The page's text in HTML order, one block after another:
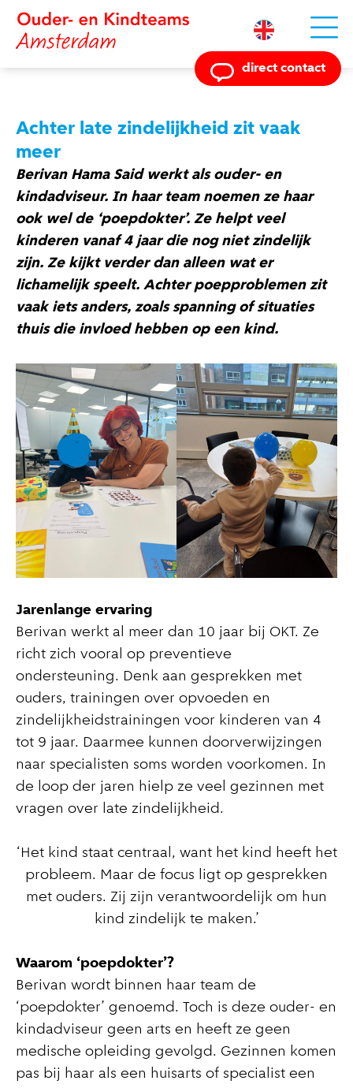
Powered by
direct contact
Achter late zindelijkheid zit vaak
meer
Berivan Hama Said werkt als ouder- en
kindadviseur. In haar team noemen ze haar
ook wel de ‘poepdokter’. Ze helpt veel
kinderen vanaf 4 jaar die nog niet zindelijk
zijn. Ze kijkt verder dan alleen wat er
lichamelijk speelt. Achter poepproblemen zit
vaak iets anders, zoals spanning of situaties
thuis die invloed hebben op een kind.
Jarenlange ervaring
Berivan werkt al meer dan 10 jaar bij OKT. Ze
richt zich vooral op preventieve
ondersteuning. Denk aan gesprekken met
ouders, trainingen over opvoeden en
zindelijkheidstrainingen voor kinderen van 4
tot 9 jaar. Daarmee kunnen doorverwijzingen
naar specialisten soms worden voorkomen. In
de loop der jaren hielp ze veel gezinnen met
vragen over late zindelijkheid.
‘Het kind staat centraal, want het kind heeft het
probleem. Maar de focus ligt op gesprekken
met ouders. Zij zijn verantwoordelijk om hun
kind zindelijk te maken.’
Waarom ‘poepdokter’?
Berivan wordt binnen haar team de
‘poepdokter’ genoemd. Toch is deze ouder- en
kindadviseur geen arts en heeft ze geen
medische opleiding gevolgd. Gezinnen komen
pas bij haar als een huisarts of specialist een